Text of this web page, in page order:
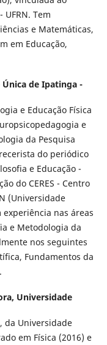
Tem
e Matemáticas,
em Educação,
Única de Ipatinga -
e Educação Física
e
da Pesquisa
do periódico
e Educação -
do CERES - Centro
(Universidade
experiência nas áreas
e Metodologia da
nos seguintes
Fundamentos da
Universidade
da Universidade
em Física (2016) e